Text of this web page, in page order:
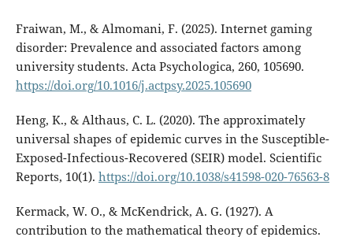
Fraiwan, M., & Almomani, F. (2025). Internet gaming
disorder: Prevalence and associated factors among
university students. Acta Psychologica, 260, 105690.
https://doi.org/10.1016/j.actpsy.2025.105690
Heng, K., & Althaus, C. L. (2020). The approximately
universal shapes of epidemic curves in the Susceptible-
Exposed-Infectious-Recovered (SEIR) model. Scientific
Reports, 10(1). https://doi.org/10.1038/s41598-020-76563-8
Kermack, W. O., & McKendrick, A. G. (1927). A
contribution to the mathematical theory of epidemics.